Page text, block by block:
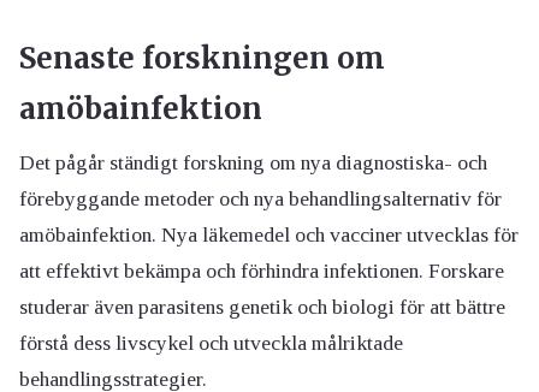
Senaste forskningen om
amöbainfektion
Det pågår ständigt forskning om nya diagnostiska- och
förebyggande metoder och nya behandlingsalternativ för
amöbainfektion. Nya läkemedel och vacciner utvecklas för
att effektivt bekämpa och förhindra infektionen. Forskare
studerar även parasitens genetik och biologi för att bättre
förstå dess livscykel och utveckla målriktade
behandlingsstrategier.